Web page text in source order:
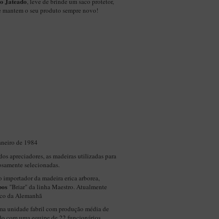
o seu produto sempre novo!
de 1984
apreciadores, as madeiras utilizadas para
selecionadas.
da madeira erica arborea,
"Briar" da linha Maestro. Atualmente
da Alemanhã
unidade fabril com produção média de